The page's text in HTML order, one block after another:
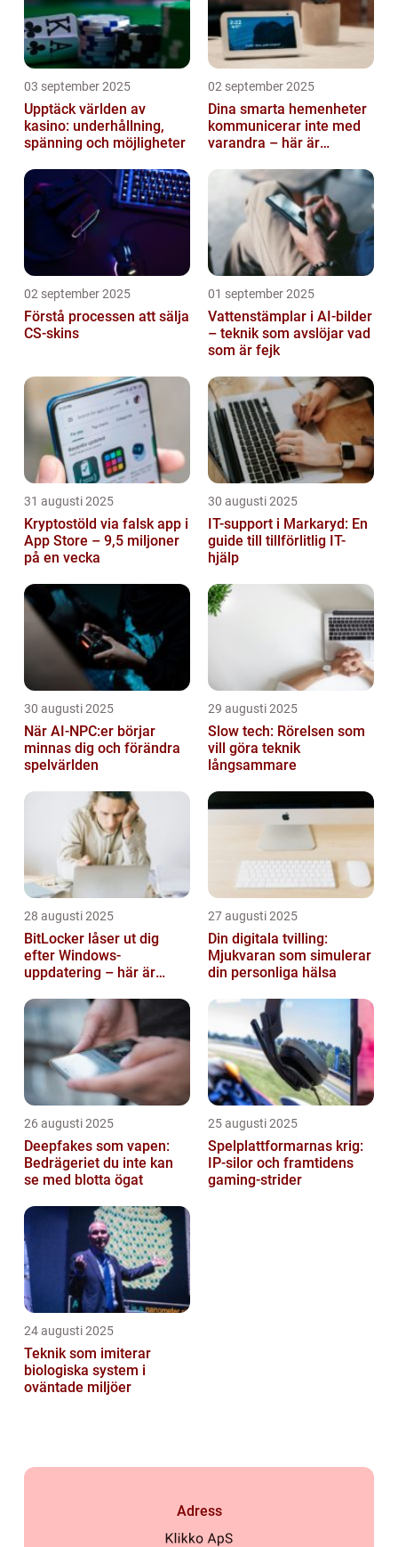
03 september 2025
Upptäck världen av
kasino: underhållning,
spänning och möjligheter
02 september 2025
Dina smarta hemenheter
kommunicerar inte med
varandra – här är
02 september 2025
Förstå processen att sälja
CS-skins
01 september 2025
Vattenstämplar i AI-bilder
– teknik som avslöjar vad
som är fejk
31 augusti 2025
Kryptostöld via falsk app i
App Store – 9,5 miljoner
på en vecka
30 augusti 2025
IT-support i Markaryd: En
guide till tillförlitlig IT-
hjälp
30 augusti 2025
När AI-NPC:er börjar
minnas dig och förändra
spelvärlden
29 augusti 2025
Slow tech: Rörelsen som
vill göra teknik
långsammare
28 augusti 2025
BitLocker låser ut dig
efter Windows-
uppdatering – här är
27 augusti 2025
Din digitala tvilling:
Mjukvaran som simulerar
din personliga hälsa
26 augusti 2025
Deepfakes som vapen:
Bedrägeriet du inte kan
se med blotta ögat
25 augusti 2025
Spelplattformarnas krig:
IP‑silor och framtidens
gaming‑strider
24 augusti 2025
Teknik som imiterar
biologiska system i
oväntade miljöer
Adress